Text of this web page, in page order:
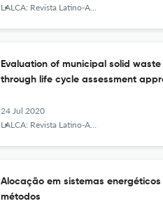
LALCA: Revista Latino-Americana em Avaliação do Ciclo de Vida
Evaluation of municipal solid
through life cycle assessment
24 Jul 2020
LALCA: Revista Latino-Americana em Avaliação do Ciclo de Vida
Alocação em sistemas
métodos